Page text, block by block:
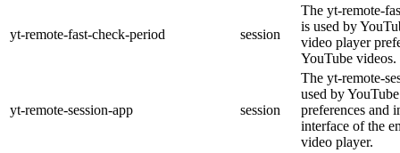
yt-remote-fast-check-period session
The yt-remote-
is used by
video player
YouTube videos.
yt-remote-session-app session
The yt-remote-
used by
preferences and
interface of the
video player.